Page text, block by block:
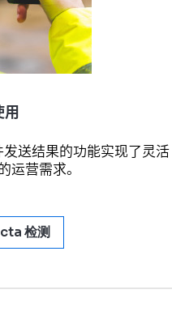
用
送结果的功能实现了灵活
运营需求。
检测